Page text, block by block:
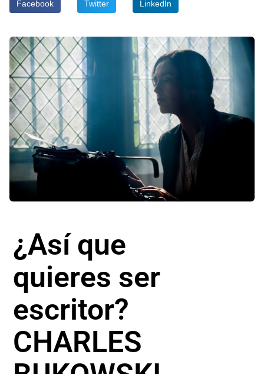
Facebook Twitter LinkedIn
¿Así que
quieres ser
escritor?
CHARLES